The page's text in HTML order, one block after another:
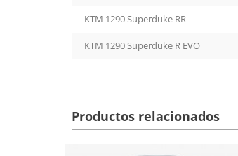
KTM 1290 Superduke RR
KTM 1290 Superduke R EVO
Productos relacionados